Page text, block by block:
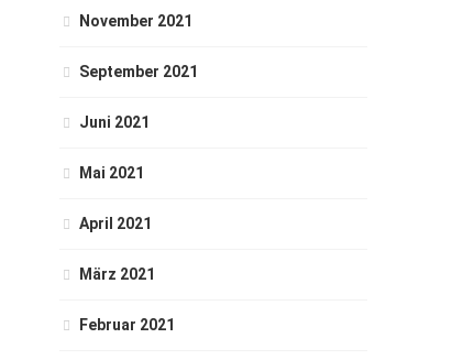
November 2021
September 2021
Juni 2021
Mai 2021
April 2021
März 2021
Februar 2021